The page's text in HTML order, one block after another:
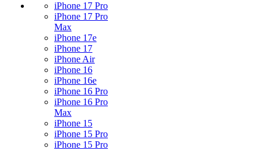
iPhone 17 Pro
iPhone 17 Pro
Max
iPhone 17e
iPhone 17
iPhone Air
iPhone 16
iPhone 16e
iPhone 16 Pro
iPhone 16 Pro
Max
iPhone 15
iPhone 15 Pro
iPhone 15 Pro